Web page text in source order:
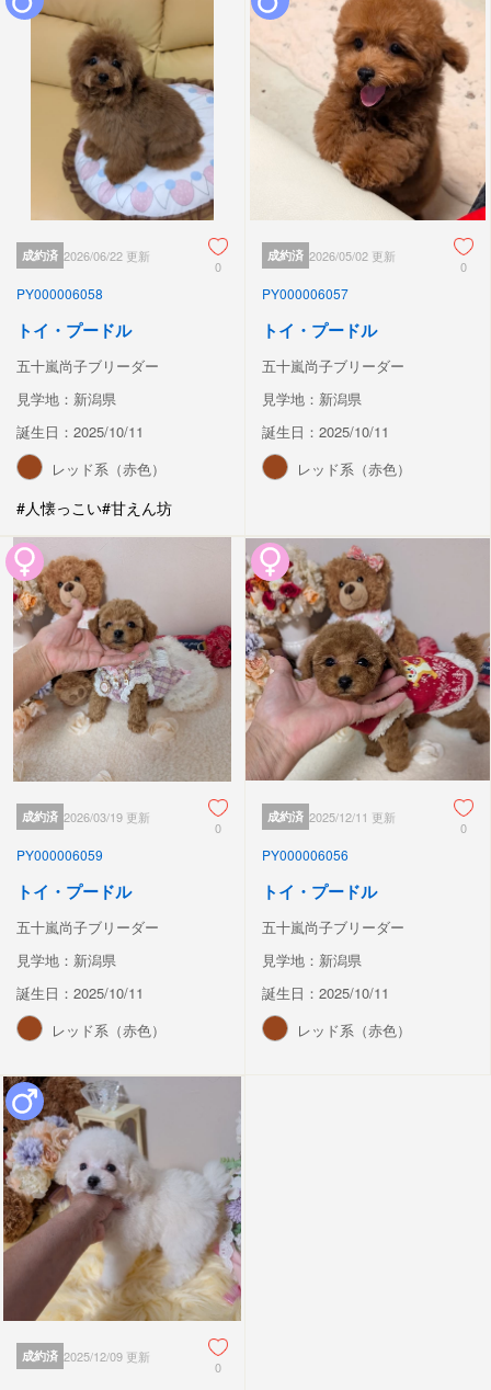
成約済 2026/06/22 更新
0
PY000006058
トイ・プードル
五十嵐尚子ブリーダー
見学地：新潟県
誕生日：2025/10/11
レッド系（赤色）
#人懐っこい#甘えん坊
成約済 2026/05/02 更新
0
PY000006057
トイ・プードル
五十嵐尚子ブリーダー
見学地：新潟県
誕生日：2025/10/11
レッド系（赤色）
成約済 2026/03/19 更新
0
PY000006059
トイ・プードル
五十嵐尚子ブリーダー
見学地：新潟県
誕生日：2025/10/11
レッド系（赤色）
成約済 2025/12/11 更新
0
PY000006056
トイ・プードル
五十嵐尚子ブリーダー
見学地：新潟県
誕生日：2025/10/11
レッド系（赤色）
成約済 2025/12/09 更新
0